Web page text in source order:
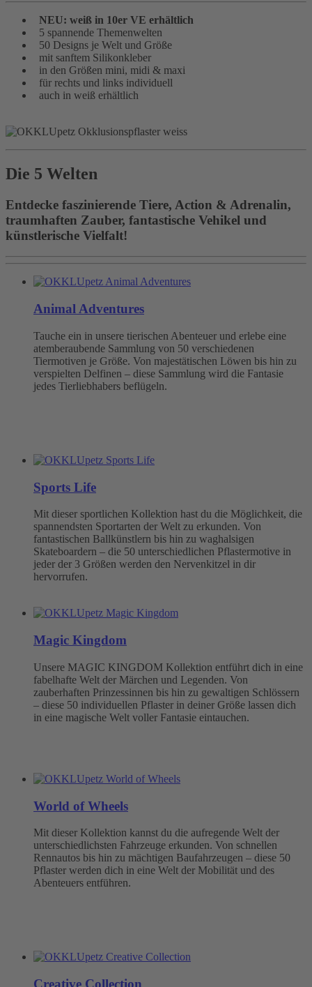
NEU: weiß in 10er VE erhältlich
5 spannende Themenwelten
50 Designs je Welt und Größe
mit sanftem Silikonkleber
in den Größen mini, midi & maxi
für rechts und links individuell
auch in weiß erhältlich
Die 5 Welten
Entdecke faszinierende Tiere, Action & Adrenalin,
traumhaften Zauber, fantastische Vehikel und
künstlerische Vielfalt!
Animal Adventures
Tauche ein in unsere tierischen Abenteuer und erlebe eine
atemberaubende Sammlung von 50 verschiedenen
Tiermotiven je Größe. Von majestätischen Löwen bis hin zu
verspielten Delfinen – diese Sammlung wird die Fantasie
jedes Tierliebhabers beflügeln.
Sports Life
Mit dieser sportlichen Kollektion hast du die Möglichkeit, die
spannendsten Sportarten der Welt zu erkunden. Von
fantastischen Ballkünstlern bis hin zu waghalsigen
Skateboardern – die 50 unterschiedlichen Pflastermotive in
jeder der 3 Größen werden den Nervenkitzel in dir
hervorrufen.
Magic Kingdom
Unsere MAGIC KINGDOM Kollektion entführt dich in eine
fabelhafte Welt der Märchen und Legenden. Von
zauberhaften Prinzessinnen bis hin zu gewaltigen Schlössern
– diese 50 individuellen Pflaster in deiner Größe lassen dich
in eine magische Welt voller Fantasie eintauchen.
World of Wheels
Mit dieser Kollektion kannst du die aufregende Welt der
unterschiedlichsten Fahrzeuge erkunden. Von schnellen
Rennautos bis hin zu mächtigen Baufahrzeugen – diese 50
Pflaster werden dich in eine Welt der Mobilität und des
Abenteuers entführen.
Creative Collection